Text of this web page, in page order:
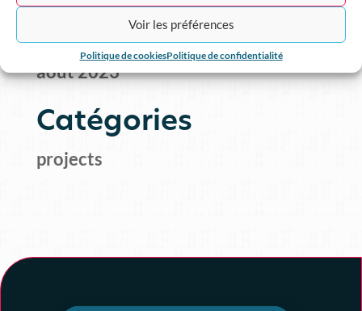
Voir les préférences
Politique de cookiesPolitique de confidentialité
avril 2024
janvier 2024
août 2023
Catégories
projects